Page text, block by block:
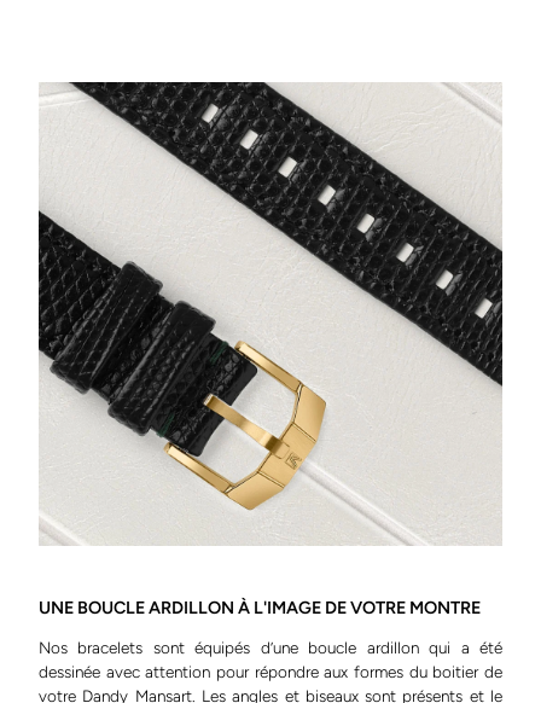
UNE BOUCLE ARDILLON À L'IMAGE DE VOTRE MONTRE
Nos bracelets sont équipés d’une boucle ardillon qui a été
dessinée avec attention pour répondre aux formes du boitier de
votre Dandy Mansart. Les angles et biseaux sont présents et le